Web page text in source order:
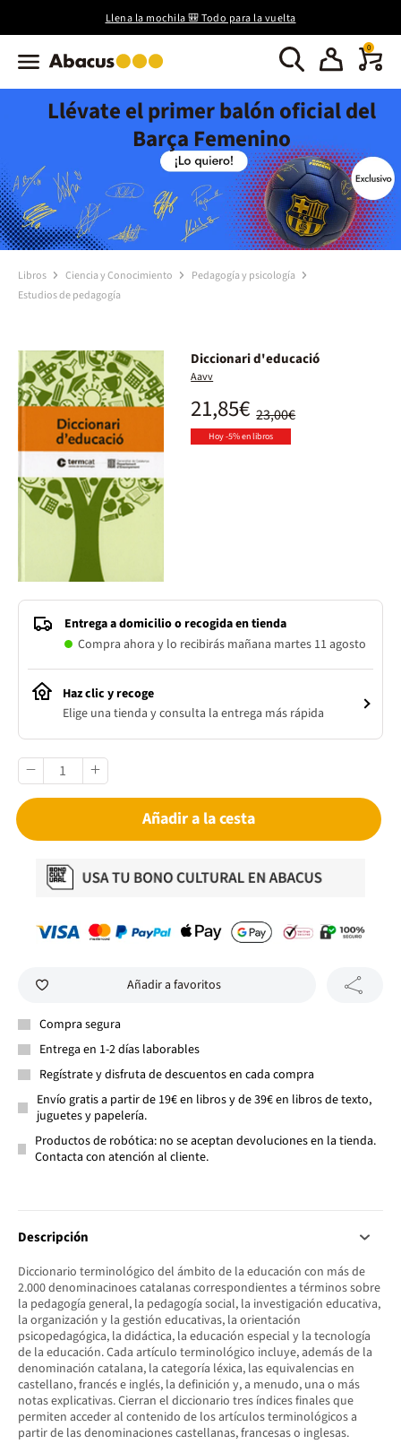
Llena la mochila 🎒 Todo para la vuelta
0
Llévate el primer balón oficial del
Barça Femenino
Libros Ciencia y Conocimiento
Pedagogía y psicología
Estudios de pedagogía
Diccionari d'educació
Aavv
23,00€
21,85€
Hoy -5% en libros
Entrega a domicilio o recogida en tienda
Compra ahora y lo recibirás mañana martes 11 agosto
Haz clic y recoge
Elige una tienda y consulta la entrega más rápida
Añadir a la cesta
Añadir a favoritos
Compra segura
Entrega en 1-2 días laborables
Regístrate y disfruta de descuentos en cada compra
Envío gratis a partir de 19€ en libros y de 39€ en libros de texto,
juguetes y papelería.
Productos de robótica: no se aceptan devoluciones en la tienda.
Contacta con atención al cliente.
Descripción
Diccionario terminológico del ámbito de la educación con más de
2.000 denominacinoes catalanas correspondientes a términos sobre
la pedagogía general, la pedagogía social, la investigación educativa,
la organización y la gestión educativas, la orientación
psicopedagógica, la didáctica, la educación especial y la tecnología
de la educación. Cada artículo terminológico incluye, además de la
denominación catalana, la categoría léxica, las equivalencias en
castellano, francés e inglés, la definición y, a menudo, una o más
notas explicativas. Cierran el diccionario tres índices finales que
permiten acceder al contenido de los artículos terminológicos a
partir de las denominaciones castellanas, francesas o inglesas.